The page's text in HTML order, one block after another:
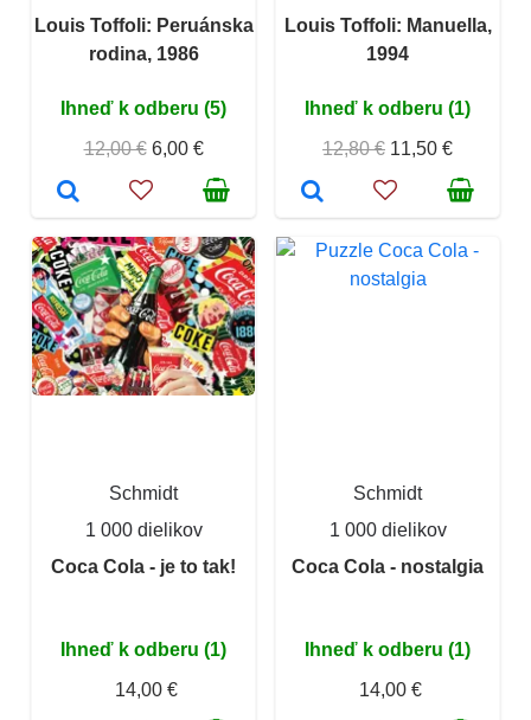
Louis Toffoli: Peruánska
rodina, 1986
Ihneď k odberu (5)
12,00 € 6,00 €
Louis Toffoli: Manuella,
1994
Ihneď k odberu (1)
12,80 € 11,50 €
Schmidt
1 000 dielikov
Coca Cola - je to tak!
Ihneď k odberu (1)
14,00 €
Schmidt
1 000 dielikov
Coca Cola - nostalgia
Ihneď k odberu (1)
14,00 €